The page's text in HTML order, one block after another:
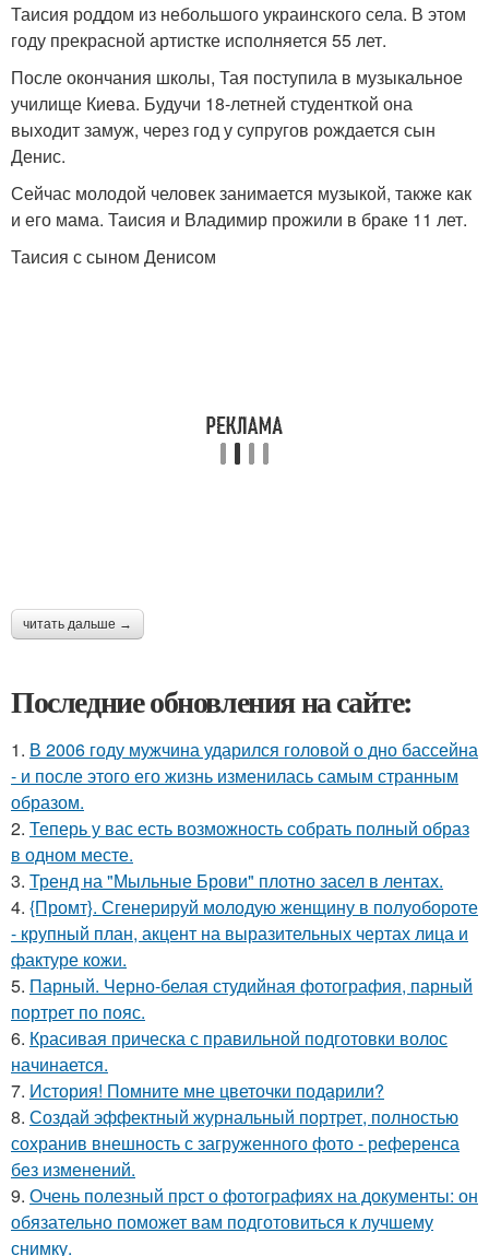
Таисия роддом из небольшого украинского села. В этом
году прекрасной артистке исполняется 55 лет.
После окончания школы, Тая поступила в музыкальное
училище Киева. Будучи 18-летней студенткой она
выходит замуж, через год у супругов рождается сын
Денис.
Сейчас молодой человек занимается музыкой, также как
и его мама. Таисия и Владимир прожили в браке 11 лет.
Таисия с сыном Денисом
читать дальше →
Последние обновления на сайте:
1. В 2006 году мужчина ударился головой о дно бассейна
- и после этого его жизнь изменилась самым странным
образом.
2. Теперь у вас есть возможность собрать полный образ
в одном месте.
3. Тренд на "Мыльные Брови" плотно засел в лентах.
4. {Промт}. Сгенерируй молодую женщину в полуобороте
- крупный план, акцент на выразительных чертах лица и
фактуре кожи.
5. Парный. Черно-белая студийная фотография, парный
портрет по пояс.
6. Красивая прическа с правильной подготовки волос
начинается.
7. История! Помните мне цветочки подарили?
8. Создай эффектный журнальный портрет, полностью
сохранив внешность с загруженного фото - референса
без изменений.
9. Очень полезный прст о фотографиях на документы: он
обязательно поможет вам подготовиться к лучшему
снимку.